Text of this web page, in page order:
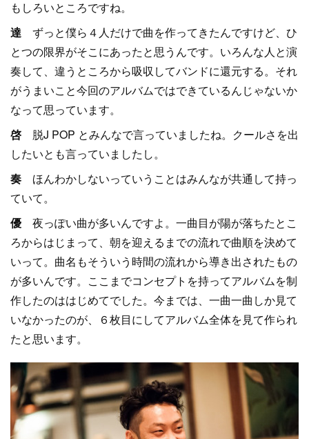
もしろいところですね。
達 ずっと僕ら４人だけで曲を作ってきたんですけど、ひ
とつの限界がそこにあったと思うんです。いろんな人と演
奏して、違うところから吸収してバンドに還元する。それ
がうまいこと今回のアルバムではできているんじゃないか
なって思っています。
啓 脱J POP とみんなで言っていましたね。クールさを出
したいとも言っていましたし。
奏 ほんわかしないっていうことはみんなが共通して持っ
ていて。
優 夜っぽい曲が多いんですよ。一曲目が陽が落ちたとこ
ろからはじまって、朝を迎えるまでの流れで曲順を決めて
いって。曲名もそういう時間の流れから導き出されたもの
が多いんです。ここまでコンセプトを持ってアルバムを制
作したのははじめてでした。今までは、一曲一曲しか見て
いなかったのが、６枚目にしてアルバム全体を見て作られ
たと思います。